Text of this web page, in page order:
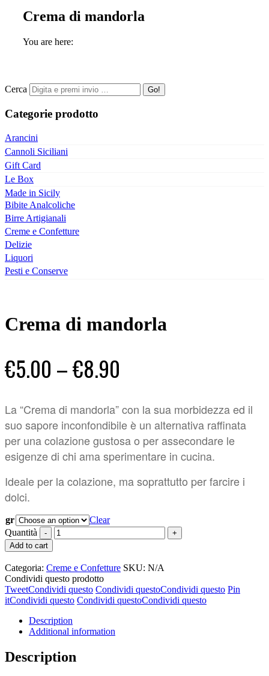
Crema di mandorla
You are here:
Crema di mandorla
€5.00 –€8.90
La “Crema di mandorla” con la sua morbidezza ed il
suo sapore inconfondibile è un alternativa raffinata
per una colazione gustosa o per assecondare le
esigenze di chi ama sperimentare in cucina.
Ideale per la colazione, ma soprattutto per farcire i
dolci.
gr
Clear
Quantità
Add to cart
Categoria: Creme e Confetture SKU: N/A
Condividi questo prodotto
TweetCondividi questo Condividi questoCondividi questo Pin
itCondividi questo Condividi questoCondividi questo
Description
Additional information
Description
Cerca
Categorie prodotto
Arancini
Cannoli Siciliani
Gift Card
Le Box
Made in Sicily
Bibite Analcoliche
Birre Artigianali
Creme e Confetture
Delizie
Liquori
Pesti e Conserve